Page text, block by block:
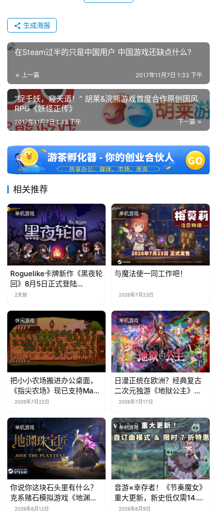
中
文
(
中
生成海报
在Steam过半的只是中国用户 中国游戏还缺点什么?
上一篇 2017年11月7日 1:33 下午
“捉千妖，窥天道！” 胡莱&浣熊游戏首度合作原创国风
RPG《妖怪正传》
下一篇
2017年11月7日 1:43 下午
相关推荐
单机游戏
Roguelike卡牌新作《黑夜轮
回》8月5日正式登陆
Steam，首发9折优惠开启
2天前
单机游戏
与魔法使一同工作吧！
2026年7月23日
休闲游戏
把小小农场搬进办公桌面，
《指尖农场》现已支持Mac
系统！
2026年7月22日
单机游戏
日漫正统在欧洲？经典复古
二次元独游《地狱公主》现
已EA上线
2026年7月17日
单机游戏
你说你这块石头里有什么？
克系赌石模拟游戏《地渊珠
宝匠》6月12日开启Steam
2026年6月12日
单机游戏
音游×幸存者！《节奏魔女》
重大更新，新史低仅需14.7
元2026年6月9日